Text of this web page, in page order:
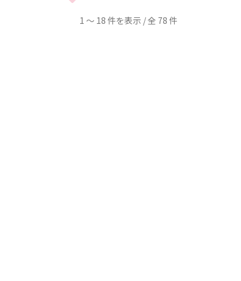
1 ～ 18 件を表示 / 全 78 件